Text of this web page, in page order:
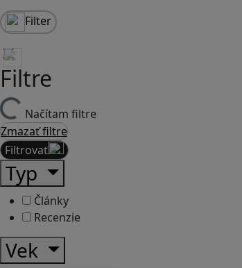
Filter
Filtre
Načítam filtre
Zmazať filtre
Filtrovať
Typ
Články
Recenzie
Vek